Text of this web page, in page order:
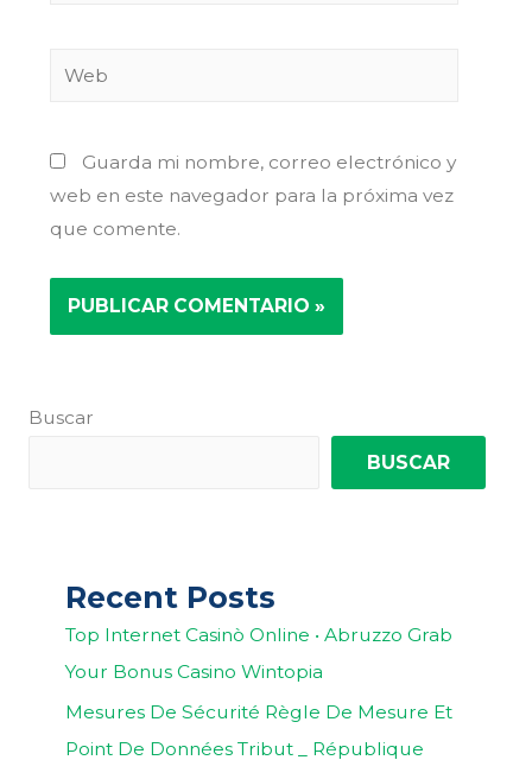
Guarda mi nombre, correo electrónico y
web en este navegador para la próxima vez
que comente.
Buscar
BUSCAR
Recent Posts
Top Internet Casinò Online • Abruzzo Grab
Your Bonus Casino Wintopia
Mesures De Sécurité Règle De Mesure Et
Point De Données Tribut _ République